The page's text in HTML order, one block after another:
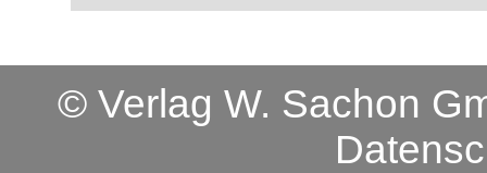
© Verlag W. Sachon